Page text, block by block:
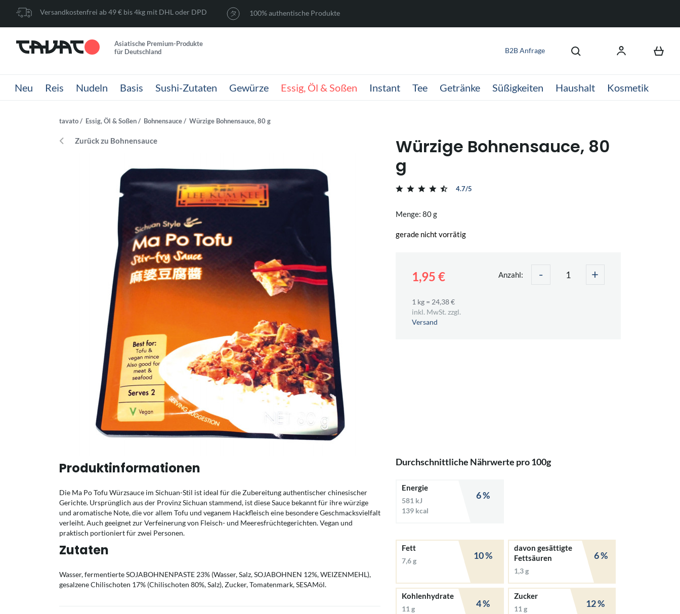
Versandkostenfrei ab 49 € bis 4kg mit DHL oder DPD 100% authentische Produkte
Asiatische Premium-Produkte
für Deutschland
B2B Anfrage
Neu Reis Nudeln Basis Sushi-Zutaten Gewürze Essig, Öl & Soßen Instant Tee Getränke Süßigkeiten Haushalt Kosmetik
tavato Essig, Öl & Soßen Bohnensauce Würzige Bohnensauce, 80 g
Zurück zu Bohnensauce
Würzige Bohnensauce, 80
g
4.7/5
Menge: 80 g
gerade nicht vorrätig
1,95 € Anzahl: - +
1 kg = 24,38 €
inkl. MwSt. zzgl.
Versand
Produktinformationen
Die Ma Po Tofu Würzsauce im Sichuan-Stil ist ideal für die Zubereitung authentischer chinesischer
Gerichte. Ursprünglich aus der Provinz Sichuan stammend, ist diese Sauce bekannt für ihre würzige
und aromatische Note, die vor allem Tofu und veganem Hackfleisch eine besondere Geschmacksvielfalt
verleiht. Auch geeignet zur Verfeinerung von Fleisch- und Meeresfrüchtegerichten. Vegan und
praktisch portioniert für zwei Personen.
Zutaten
Wasser, fermentierte SOJABOHNENPASTE 23% (Wasser, Salz, SOJABOHNEN 12%, WEIZENMEHL),
gesalzene Chilischoten 17% (Chilischoten 80%, Salz), Zucker, Tomatenmark, SESAMöl.
Durchschnittliche Nährwerte pro 100g
Energie
581 kJ
139 kcal
6 %
Fett
7,6 g 10 %
davon gesättigte
Fettsäuren
1,3 g
6 %
Kohlenhydrate
11 g 4 %
Zucker
11 g 12 %